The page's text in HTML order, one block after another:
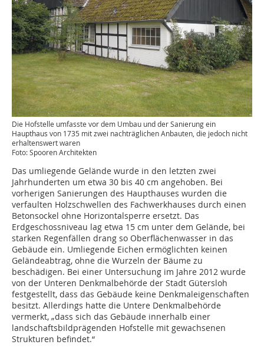
Die Hofstelle umfasste vor dem Umbau und der Sanierung ein
Haupthaus von 1735 mit zwei nachträglichen Anbauten, die jedoch nicht
erhaltenswert waren
Foto: Spooren Architekten
Das umliegende Gelände wurde in den letzten zwei
Jahrhunderten um etwa 30 bis 40 cm angehoben. Bei
vorherigen Sanierungen des Haupthauses wurden die
verfaulten Holzschwellen des Fachwerkhauses durch einen
Betonsockel ohne Horizontalsperre ersetzt. Das
Erdgeschossniveau lag etwa 15 cm unter dem Gelände, bei
starken Regenfällen drang so Oberflächenwasser in das
Gebäude ein. Umliegende Eichen ermöglichten keinen
Geländeabtrag, ohne die Wurzeln der Bäume zu
beschädigen. Bei einer Untersuchung im Jahre 2012 wurde
von der Unteren Denkmalbehörde der Stadt Gütersloh
festgestellt, dass das Gebäude keine Denkmaleigenschaften
besitzt. Allerdings hatte die Untere Denkmalbehörde
vermerkt, „dass sich das Gebäude innerhalb einer
landschaftsbildprägenden Hofstelle mit gewachsenen
Strukturen befindet.“